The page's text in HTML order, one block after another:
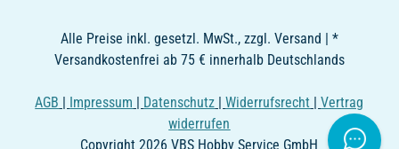
Alle Preise inkl. gesetzl. MwSt., zzgl. Versand | *
Versandkostenfrei ab 75 € innerhalb Deutschlands
AGB Impressum Datenschutz |Widerrufsrecht |Vertrag
widerrufen
Copyright 2026 VBS Hobby Service GmbH